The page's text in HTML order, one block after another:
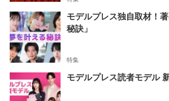
モデルプレス独自取材！
秘訣」
特集
モデルプレス読者モデル